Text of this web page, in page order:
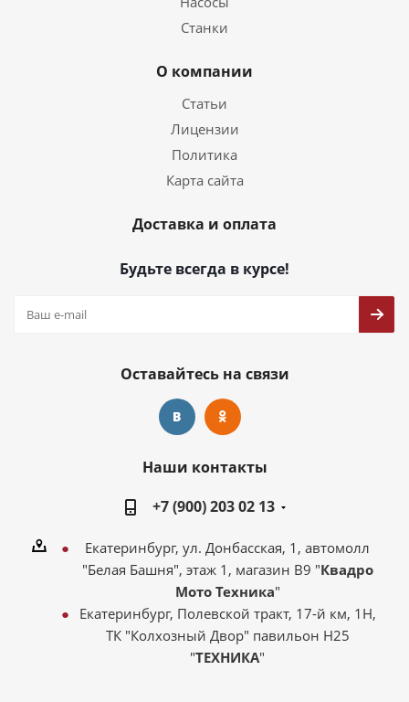
Станки
О компании
Статьи
Лицензии
Политика
Карта сайта
Доставка и оплата
Будьте всегда в курсе!
Оставайтесь на связи
Наши контакты
+7 (900) 203 02 13
Екатеринбург, ул. Донбасская, 1, автомолл
"Белая Башня", этаж 1, магазин В9 "Квадро
Мото Техника"
Екатеринбург, Полевской тракт, 17-й км, 1Н,
ТК "Колхозный Двор" павильон Н25
"ТЕХНИКА"